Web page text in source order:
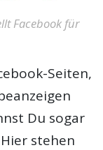
Facebook für
Seiten,
Du sogar
stehen